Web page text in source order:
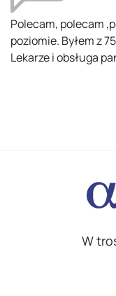
Polecam, polecam
poziomie. Byłem z
Lekarze i obsługa
W